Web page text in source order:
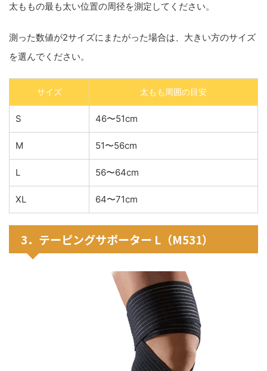
太ももの最も太い位置の周径を測定してください。
測った数値が2サイズにまたがった場合は、大きい方のサイズ
を選んでください。
サイズ 太もも周囲の目安
S 46〜51cm
M 51〜56cm
L 56〜64cm
XL 64〜71cm
3．テーピングサポーター L（M531）